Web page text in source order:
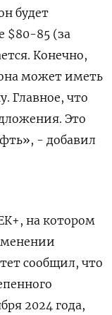
будет
$80-85 (за
Конечно,
может иметь
Главное, что
Это
- добавил
на котором
сообщил, что
2024 года,